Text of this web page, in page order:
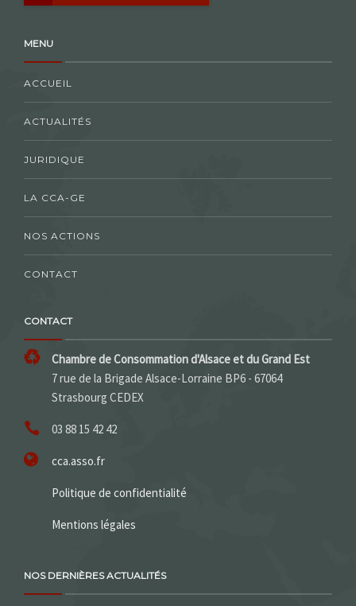
MENU
ACCUEIL
ACTUALITÉS
JURIDIQUE
LA CCA-GE
NOS ACTIONS
CONTACT
CONTACT
Chambre de Consommation d'Alsace et du Grand Est
7 rue de la Brigade Alsace-Lorraine BP6 - 67064
Strasbourg CEDEX
03 88 15 42 42
cca.asso.fr
Politique de confidentialité
Mentions légales
NOS DERNIÈRES ACTUALITÉS